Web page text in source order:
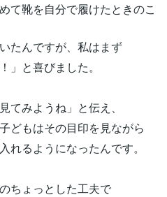
て靴を自分で履けたときのこ
たんですが、私はまず
」と喜びました。
てみようね」と伝え、
どもはその目印を見ながら
れるようになったんです。
ちょっとした工夫で